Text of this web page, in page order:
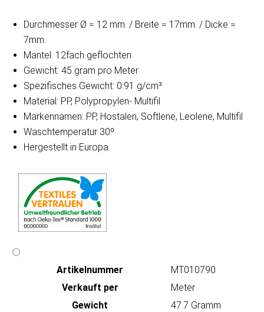
Durchmesser Ø = 12 mm. / Breite = 17mm. / Dicke =
7mm.
Mantel: 12fach geflochten
Gewicht: 45 gram pro Meter
Spezifisches Gewicht: 0.91 g/cm³
Material: PP, Polypropylen- Multifil
Markennamen: PP, Hostalen, Softlene, Leolene, Multifil
Waschtemperatur 30º
Hergestellt in Europa
Artikeln‌ummer
MT010790
Verkauft per
Meter
Gewicht
47.7 Gramm